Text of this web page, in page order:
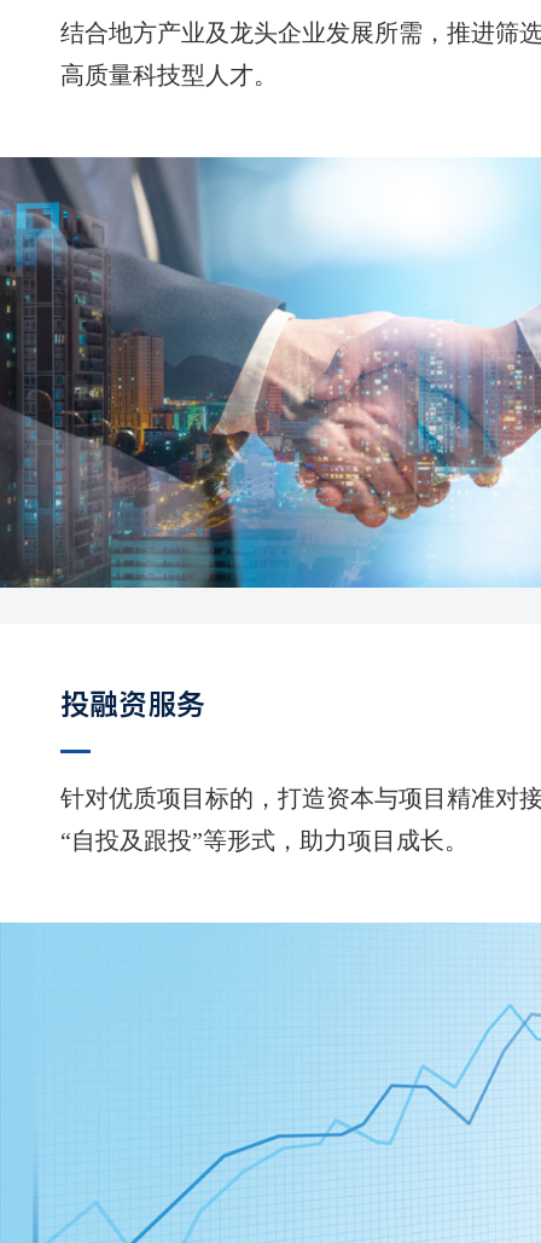
结合地方产业及龙头企业发展所需，推进筛
高质量科技型人才。
投融资服务
针对优质项目标的，打造资本与项目精准对
“自投及跟投”等形式，助力项目成长。